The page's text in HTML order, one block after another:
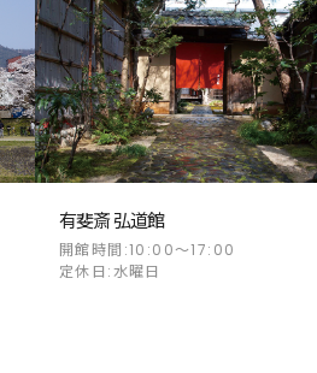
有斐斎 弘道館
開館時間:10:00～17:00
定休日:水曜日